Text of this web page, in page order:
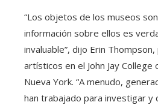
“Los objetos de los museos
información sobre ellos es
invaluable”, dijo Erin
artísticos en el John Jay College
Nueva York. “A menudo,
han trabajado para investigar y